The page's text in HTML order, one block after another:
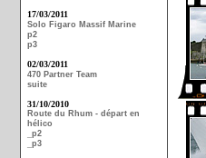
17/03/2011
Solo Figaro Massif Marine
p2
p3
02/03/2011
470 Partner Team
suite
31/10/2010
Route du Rhum - départ en
hélico
_p2
_p3